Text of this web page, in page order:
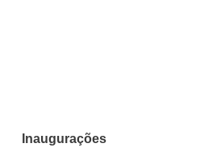
Inaugurações